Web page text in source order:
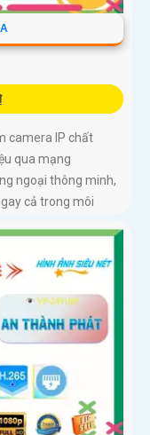
camera IP chất
qua mạng
ngoại thông minh,
cả trong môi